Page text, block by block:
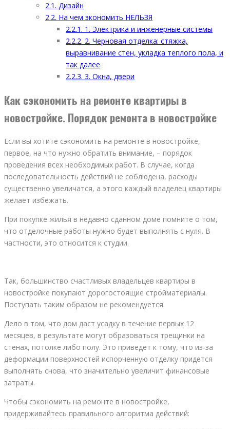
2.1. Дизайн
2.2. На чем экономить НЕЛЬЗЯ
2.2.1. 1. Электрика и инженерные системы
2.2.2. 2. Черновая отделка: стяжка,
выравнивание стен, укладка теплого пола, и
так далее
2.2.3. 3. Окна, двери
Как сэкономить на ремонте квартиры в
новостройке. Порядок ремонта в новостройке
Если вы хотите сэкономить на ремонте в новостройке,
первое, на что нужно обратить внимание, – порядок
проведения всех необходимых работ. В случае, когда
последовательность действий не соблюдена, расходы
существенно увеличатся, а этого каждый владелец квартиры
желает избежать.
При покупке жилья в недавно сданном доме помните о том,
что отделочные работы нужно будет выполнять с нуля. В
частности, это относится к студии.
Так, большинство счастливых владельцев квартиры в
новостройке покупают дорогостоящие стройматериалы.
Поступать таким образом не рекомендуется.
Дело в том, что дом даст усадку в течение первых 12
месяцев, в результате могут образоваться трещинки на
стенах, потолке либо полу. Это приведет к тому, что из-за
деформации поверхностей испорченную отделку придется
выполнять снова, что значительно увеличит финансовые
затраты.
Чтобы сэкономить на ремонте в новостройке,
придерживайтесь правильного алгоритма действий: